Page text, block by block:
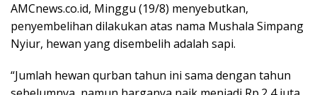
AMCnews.co.id, Minggu (19/8) menyebutkan,
penyembelihan dilakukan atas nama Mushala Simpang
Nyiur, hewan yang disembelih adalah sapi.
“Jumlah hewan qurban tahun ini sama dengan tahun